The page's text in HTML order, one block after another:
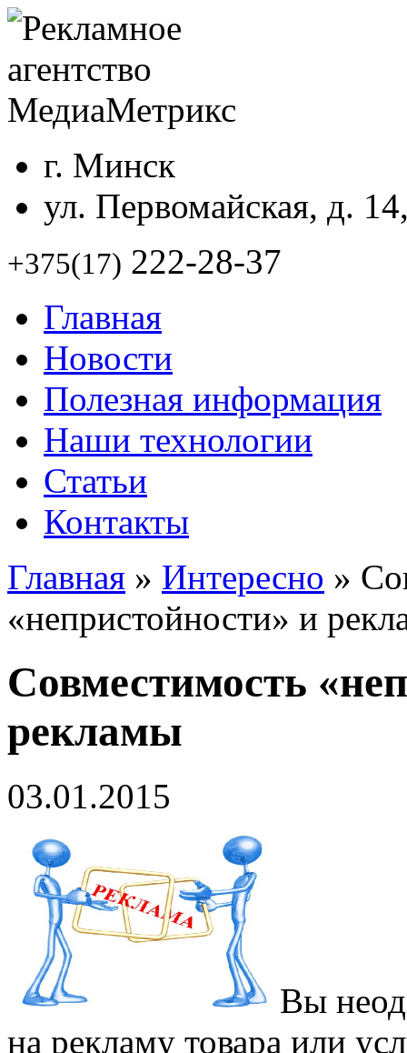
г. Минск
ул. Первомайская, д.
+375(17) 222-28-37
Главная
Новости
Полезная информация
Наши технологии
Статьи
Контакты
Главная » Интересно »
«непристойности» и
Совместимость
рекламы
03.01.2015
Вы
на рекламу товара или